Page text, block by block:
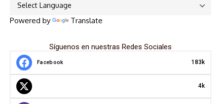
Powered by Translate
Síguenos en nuestras Redes Sociales
Facebook 183k
4k